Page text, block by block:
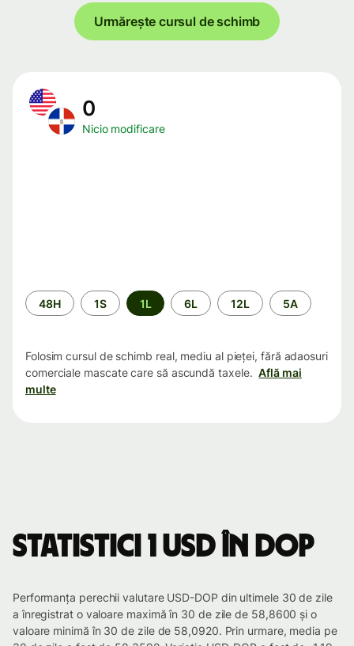
Urmărește cursul de schimb
0
Nicio modificare
Perioada
48H 1S 1L 6L 12L 5A
Folosim cursul de schimb real, mediu al pieței, fără adaosuri
comerciale mascate care să ascundă taxele. Află mai
multe
Statistici 1 USD în DOP
Performanța perechii valutare USD-DOP din ultimele 30 de zile
a înregistrat o valoare maximă în 30 de zile de 58,8600 și o
valoare minimă în 30 de zile de 58,0920. Prin urmare, media pe